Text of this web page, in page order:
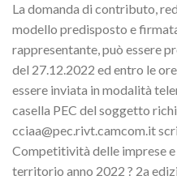
La domanda di contributo,
modello predisposto e
rappresentante, può essere
del 27.12.2022 ed entro le
essere inviata in modalità
casella PEC del soggetto
cciaa@pec.rivt.camcom.it
Competitività delle imprese
territorio anno 2022 ? 2a